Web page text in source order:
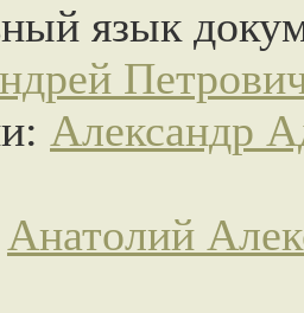
язык
Александр
Анатолий